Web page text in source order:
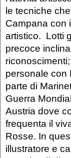
le tecniche
Campana con
artistico. Lotti
precoce
personale con
parte di
Guerra
Austria dove
frequenta il
Rosse. In
illustratore e